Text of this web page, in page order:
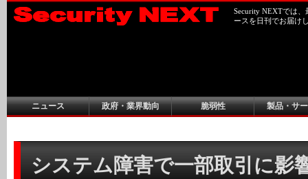
Security NEXTでは
ースを日刊でお届け
ニュース 政府・業界動向 脆弱性 製品・サ
システム障害で一部取引に影